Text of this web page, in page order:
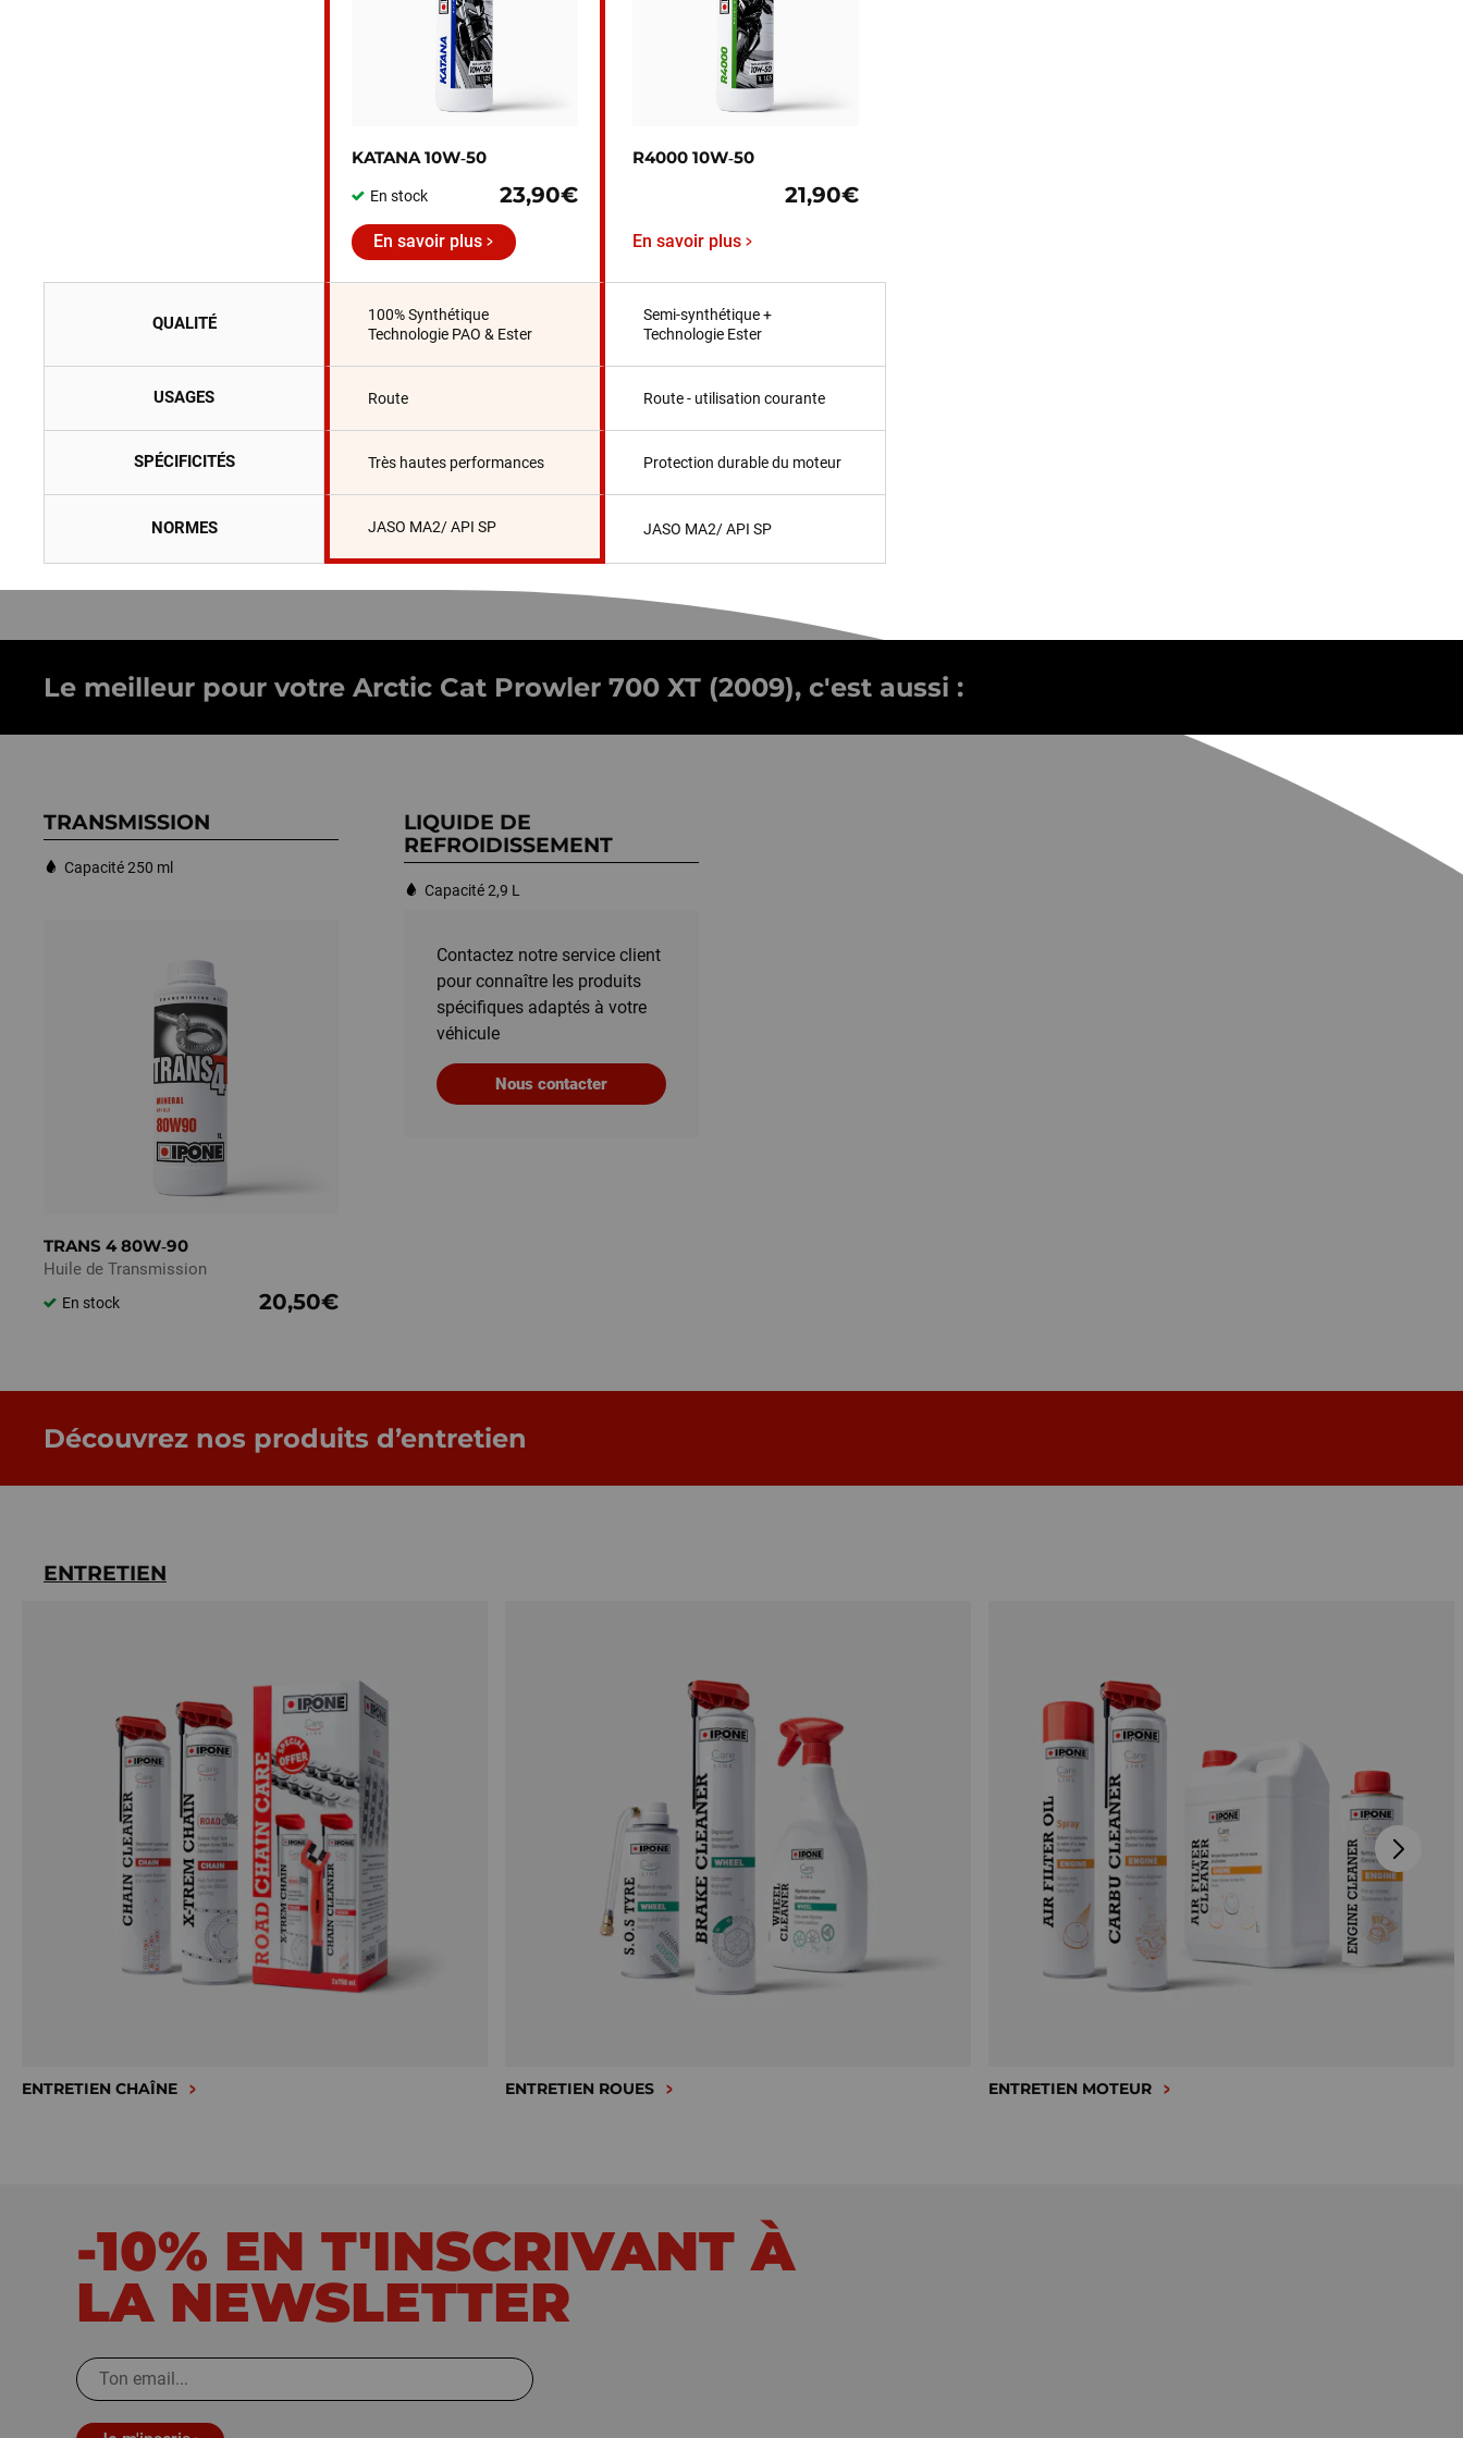
KATANA 10W‑50
En stock 23,90€
R4000 10W‑50
21,90€
En savoir plus En savoir plus
QUALITÉ
100% Synthétique
Technologie PAO & Ester
Semi-synthétique +
Technologie Ester
USAGES Route Route - utilisation courante
SPÉCIFICITÉS Très hautes performances Protection durable du moteur
NORMES JASO MA2/ API SP JASO MA2/ API SP
Le meilleur pour votre Arctic Cat Prowler 700 XT (2009), c'est aussi :
TRANSMISSION
Capacité 250 ml
TRANS 4 80W‑90
Huile de Transmission
En stock 20,50€
LIQUIDE DE
REFROIDISSEMENT
Capacité 2,9 L
Contactez notre service client
pour connaître les produits
spécifiques adaptés à votre
véhicule
Nous contacter
Découvrez nos produits d’entretien
ENTRETIEN
ENTRETIEN CHAÎNE ENTRETIEN ROUES ENTRETIEN MOTEUR
-10% EN T'INSCRIVANT À
LA NEWSLETTER